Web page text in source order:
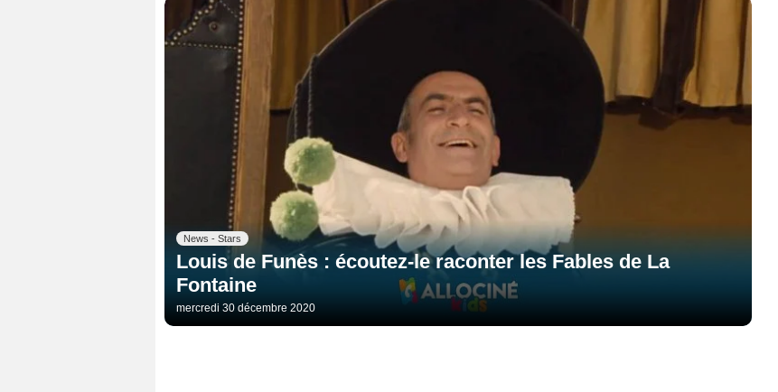
News - Stars
Louis de Funès : écoutez-le raconter les Fables de La
Fontaine
mercredi 30 décembre 2020